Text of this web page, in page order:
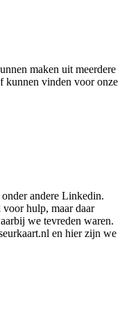
maken uit meerdere
kunnen vinden voor onze
andere Linkedin.
hulp, maar daar
we tevreden waren.
en hier zijn we